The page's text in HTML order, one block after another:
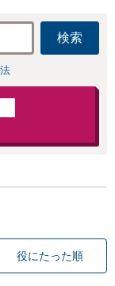
検索
役にたった順